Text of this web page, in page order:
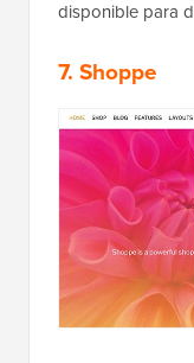
disponible para
7. Shoppe